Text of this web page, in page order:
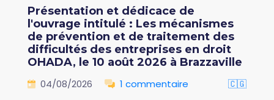
Présentation et dédicace de
l'ouvrage intitulé : Les mécanismes
de prévention et de traitement des
difficultés des entreprises en droit
OHADA, le 10 août 2026 à Brazzaville
04/08/2026 1 commentaire
🇨🇬